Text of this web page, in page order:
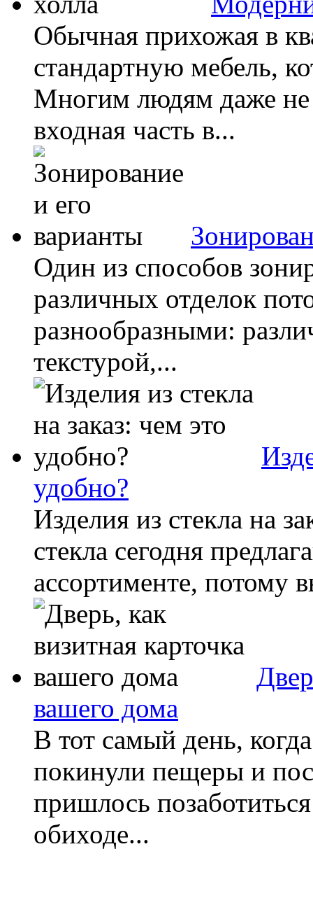
Обычная прихожая в
стандартную мебель,
Многим людям даже не
входная часть в...
Один из способов
различных отделок
разнообразными:
текстурой,...
удобно?
Изделия из стекла на
стекла сегодня
ассортименте, потому
вашего дома
В тот самый день,
покинули пещеры и
пришлось
обиходе...